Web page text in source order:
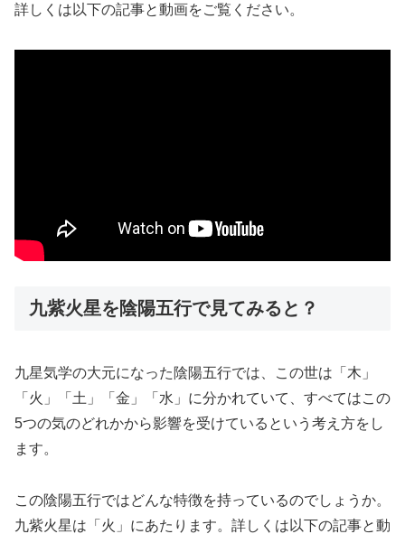
詳しくは以下の記事と動画をご覧ください。
九紫火星を陰陽五行で見てみると？
九星気学の大元になった陰陽五行では、この世は「木」
「火」「土」「金」「水」に分かれていて、すべてはこの
5つの気のどれかから影響を受けているという考え方をし
ます。
この陰陽五行ではどんな特徴を持っているのでしょうか。
九紫火星は「火」にあたります。詳しくは以下の記事と動